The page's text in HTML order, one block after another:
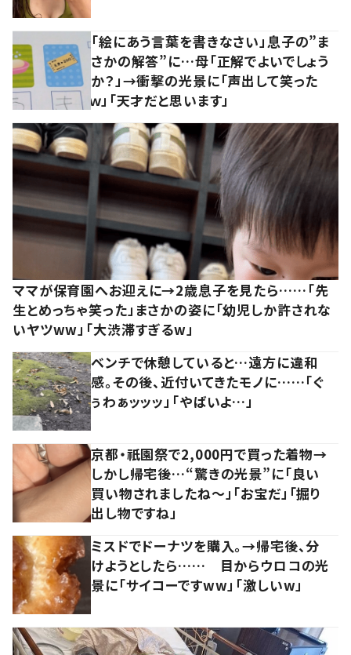
「絵にあう言葉を書きなさい」息子の”ま
さかの解答”に…母「正解でよいでしょう
か？」→衝撃の光景に「声出して笑った
ｗ」「天才だと思います」
ママが保育園へお迎えに→2歳息子を見たら……「先
生とめっちゃ笑った」まさかの姿に「幼児しか許されな
いヤツww」「大渋滞すぎるw」
ベンチで休憩していると…遠方に違和
感。その後、近付いてきたモノに……「ぐ
ぅわぁッッッ」「やばいよ…」
京都・祇園祭で2,000円で買った着物→
しかし帰宅後…“驚きの光景”に「良い
買い物されましたね～」「お宝だ」「掘り
出し物ですね」
ミスドでドーナツを購入。→帰宅後、分
けようとしたら…… 目からウロコの光
景に「サイコーですww」「激しいw」